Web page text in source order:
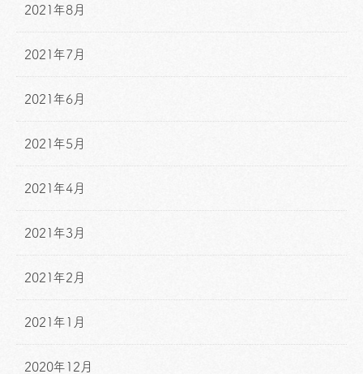
2021年8月
2021年7月
2021年6月
2021年5月
2021年4月
2021年3月
2021年2月
2021年1月
2020年12月